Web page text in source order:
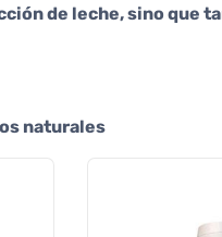
de leche, sino que
naturales